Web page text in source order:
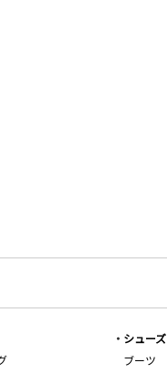
シューズ
ブーツ